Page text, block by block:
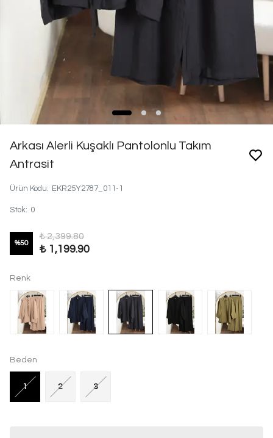
Arkası Alerli Kuşaklı Pantolonlu Takım
Antrasit
Ürün Kodu: EKR25Y2787_011-1
Stok: 0
%50
₺ 2,399.80
₺ 1,199.90
Renk
Beden
1 2 3